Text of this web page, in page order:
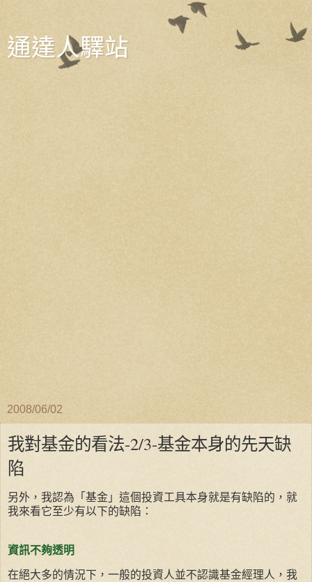
通達人驛站
2008/06/02
我對基金的看法-2/3-基金本身的先天缺
陷
另外，我認為「基金」這個投資工具本身就是有缺陷的，就
我來看它至少有以下的缺陷：
資訊不夠透明
在絕大多的情況下，一般的投資人並不認識基金經理人，我